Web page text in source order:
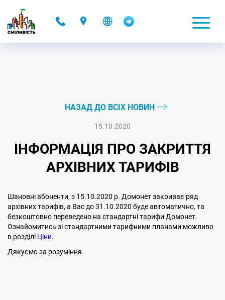
НАЗАД ДО ВСІХ НОВИН
15.10.2020
ІНФОРМАЦІЯ ПРО ЗАКРИТТЯ
АРХІВНИХ ТАРИФІВ
Шановні абоненти, з 15.10.2020 р. Домонет закриває ряд
архівних тарифів, а Вас до 31.10.2020 буде автоматично, та
безкоштовно переведено на стандартні тарифи Домонет.
Ознайомитись зі стандартними тарифними планами можливо
в розділі Ціни.
Дякуємо за розуміння.